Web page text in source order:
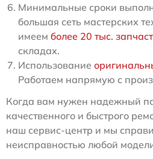
Минимальные сроки
большая сеть мастерских
имеем более 20 тыс.
складах.
Использование
Работаем напрямую с
Когда вам нужен надежный
качественного и быстрого
наш сервис-центр и мы
неисправностью любой